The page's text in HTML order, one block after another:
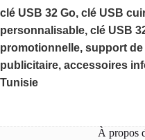
clé USB 32 Go, clé USB
personnalisable, clé USB
promotionnelle, support
publicitaire, accessoires
Tunisie
À propos